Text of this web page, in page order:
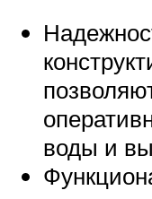
воды и